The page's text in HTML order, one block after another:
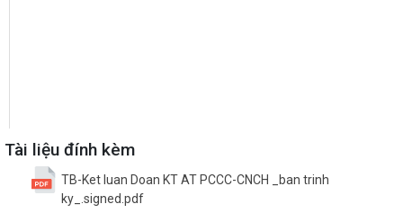
Tài liệu đính kèm
TB-Ket luan Doan KT AT PCCC-CNCH _ban trinh
ky_.signed.pdf